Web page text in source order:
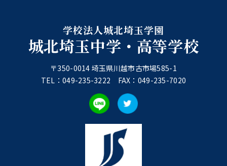
学校法人城北埼玉学園
城北埼玉中学・高等学校
〒350-0014 埼玉県川越市古市場585-1
TEL：049-235-3222 FAX：049-235-7020